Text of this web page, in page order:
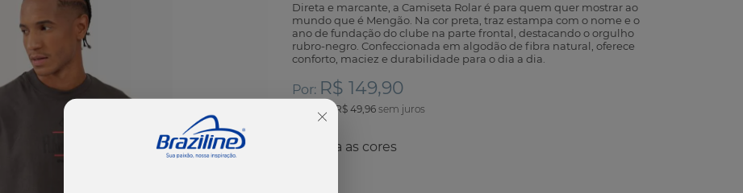
Direta e marcante, a Camiseta Rolar é para quem quer mostrar ao
mundo que é Mengão. Na cor preta, traz estampa com o nome e o
ano de fundação do clube na parte frontal, destacando o orgulho
rubro-negro. Confeccionada em algodão de fibra natural, oferece
conforto, maciez e durabilidade para o dia a dia.
Por: R$ 149,90
de R$ 49,96
cores